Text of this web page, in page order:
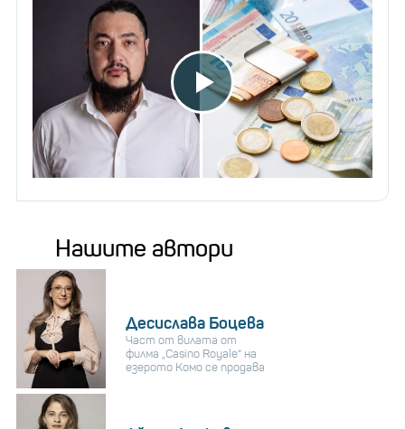
Нашите автори
Десислава Боцева
Част от вилата от
филма „Casino Royale“ на
езерото Комо се продава